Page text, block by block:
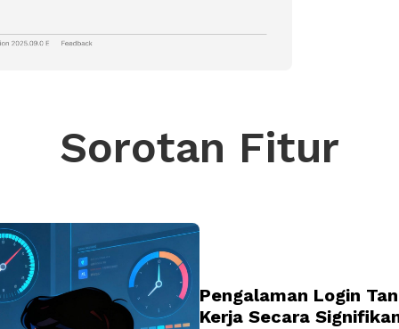
Sorotan Fitur
Pengalaman Login
Kerja Secara